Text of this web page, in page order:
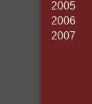
2005
2006
2007